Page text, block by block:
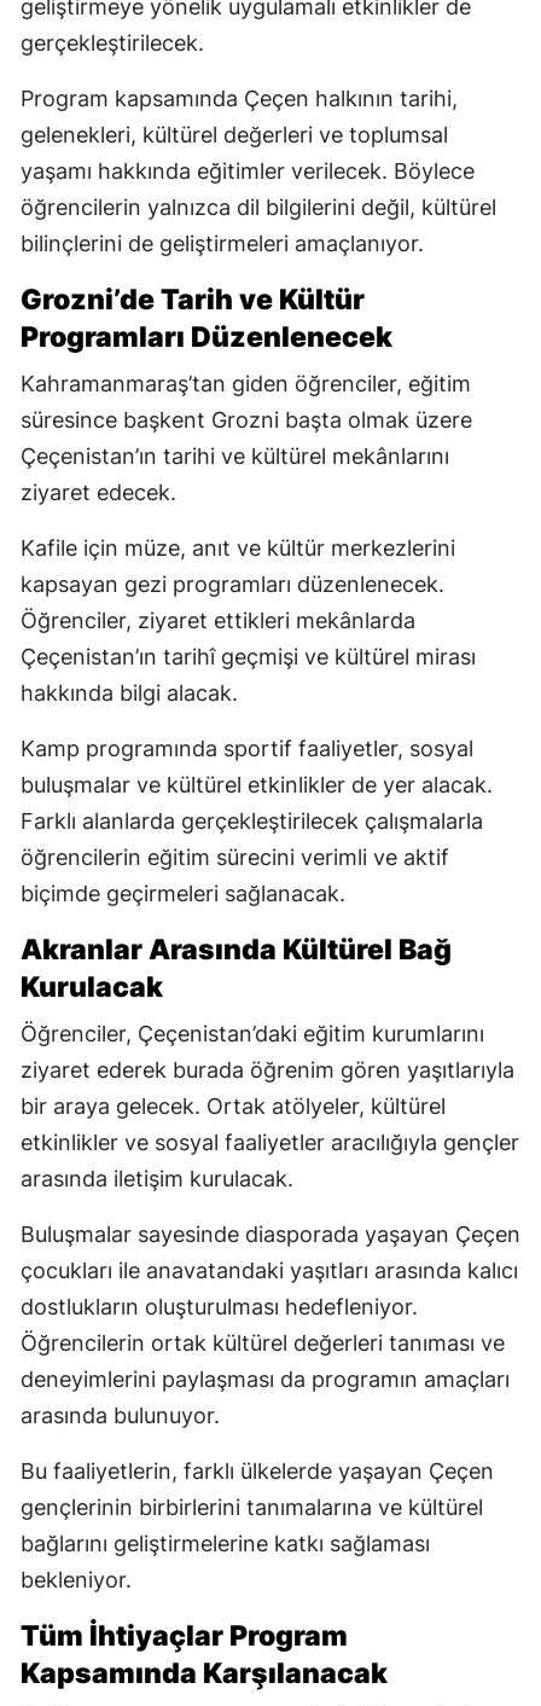
geliştirmeye yönelik uygulamalı etkinlikler de
gerçekleştirilecek.
Program kapsamında Çeçen halkının tarihi,
gelenekleri, kültürel değerleri ve toplumsal
yaşamı hakkında eğitimler verilecek. Böylece
öğrencilerin yalnızca dil bilgilerini değil, kültürel
bilinçlerini de geliştirmeleri amaçlanıyor.
Grozni’de Tarih ve Kültür
Programları Düzenlenecek
Kahramanmaraş’tan giden öğrenciler, eğitim
süresince başkent Grozni başta olmak üzere
Çeçenistan’ın tarihi ve kültürel mekânlarını
ziyaret edecek.
Kafile için müze, anıt ve kültür merkezlerini
kapsayan gezi programları düzenlenecek.
Öğrenciler, ziyaret ettikleri mekânlarda
Çeçenistan’ın tarihî geçmişi ve kültürel mirası
hakkında bilgi alacak.
Kamp programında sportif faaliyetler, sosyal
buluşmalar ve kültürel etkinlikler de yer alacak.
Farklı alanlarda gerçekleştirilecek çalışmalarla
öğrencilerin eğitim sürecini verimli ve aktif
biçimde geçirmeleri sağlanacak.
Akranlar Arasında Kültürel Bağ
Kurulacak
Öğrenciler, Çeçenistan’daki eğitim kurumlarını
ziyaret ederek burada öğrenim gören yaşıtlarıyla
bir araya gelecek. Ortak atölyeler, kültürel
etkinlikler ve sosyal faaliyetler aracılığıyla gençler
arasında iletişim kurulacak.
Buluşmalar sayesinde diasporada yaşayan Çeçen
çocukları ile anavatandaki yaşıtları arasında kalıcı
dostlukların oluşturulması hedefleniyor.
Öğrencilerin ortak kültürel değerleri tanıması ve
deneyimlerini paylaşması da programın amaçları
arasında bulunuyor.
Bu faaliyetlerin, farklı ülkelerde yaşayan Çeçen
gençlerinin birbirlerini tanımalarına ve kültürel
bağlarını geliştirmelerine katkı sağlaması
bekleniyor.
Tüm İhtiyaçlar Program
Kapsamında Karşılanacak